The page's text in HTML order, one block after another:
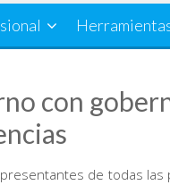
con
de todas las